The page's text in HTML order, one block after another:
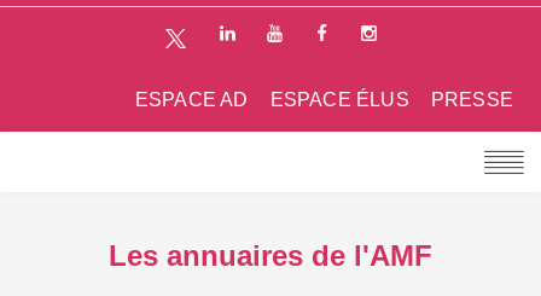
PRESSE
ESPACE ÉLUS
ESPACE AD
Les annuaires de l'AMF